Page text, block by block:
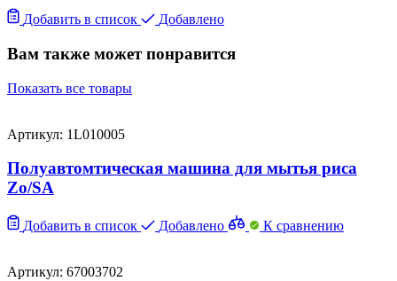
Добавить в список Добавлено
Вам также может понравится
Показать все товары
Артикул: 1L010005
Полуавтомтическая машина для мытья риса
Zo/SA
Добавить в список Добавлено К сравнению
Артикул: 67003702